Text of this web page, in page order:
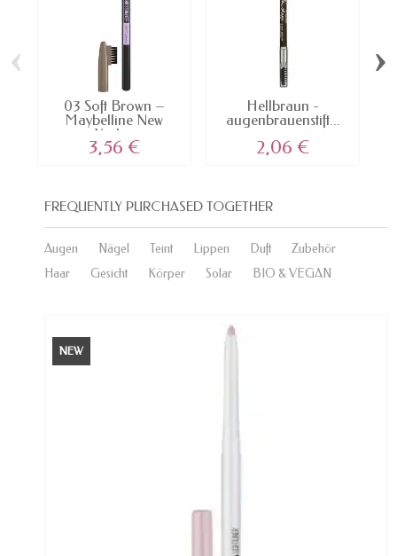
03 Soft Brown –
Maybelline New
York...
3,56 €
Hellbraun -
augenbrauenstift...
2,06 €
‹ ›
FREQUENTLY PURCHASED TOGETHER
Augen Nägel Teint Lippen Duft
Zubehör
Haar
Gesicht Körper Solar BIO & VEGAN
NEW